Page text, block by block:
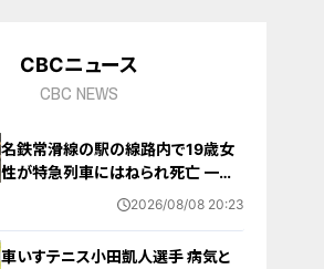
CBCニュース
CBC NEWS
名鉄常滑線の駅の線路内で19歳女
性が特急列車にはねられ死亡 一部
区間で一時運転見合わせに お盆休
2026/08/08 20:23
車いすテニス小田凱人選手 病気と